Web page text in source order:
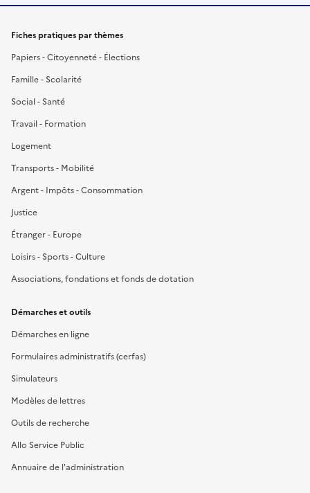
Fiches pratiques par thèmes
Papiers - Citoyenneté - Élections
Famille - Scolarité
Social - Santé
Travail - Formation
Logement
Transports - Mobilité
Argent - Impôts - Consommation
Justice
Étranger - Europe
Loisirs - Sports - Culture
Associations, fondations et fonds de dotation
Démarches et outils
Démarches en ligne
Formulaires administratifs (cerfas)
Simulateurs
Modèles de lettres
Outils de recherche
Allo Service Public
Annuaire de l'administration